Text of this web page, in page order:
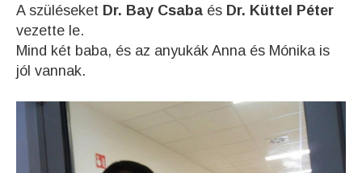
A szüléseket Dr. Bay Csaba és Dr. Küttel Péter
vezette le.
Mind két baba, és az anyukák Anna és Mónika is
jól vannak.